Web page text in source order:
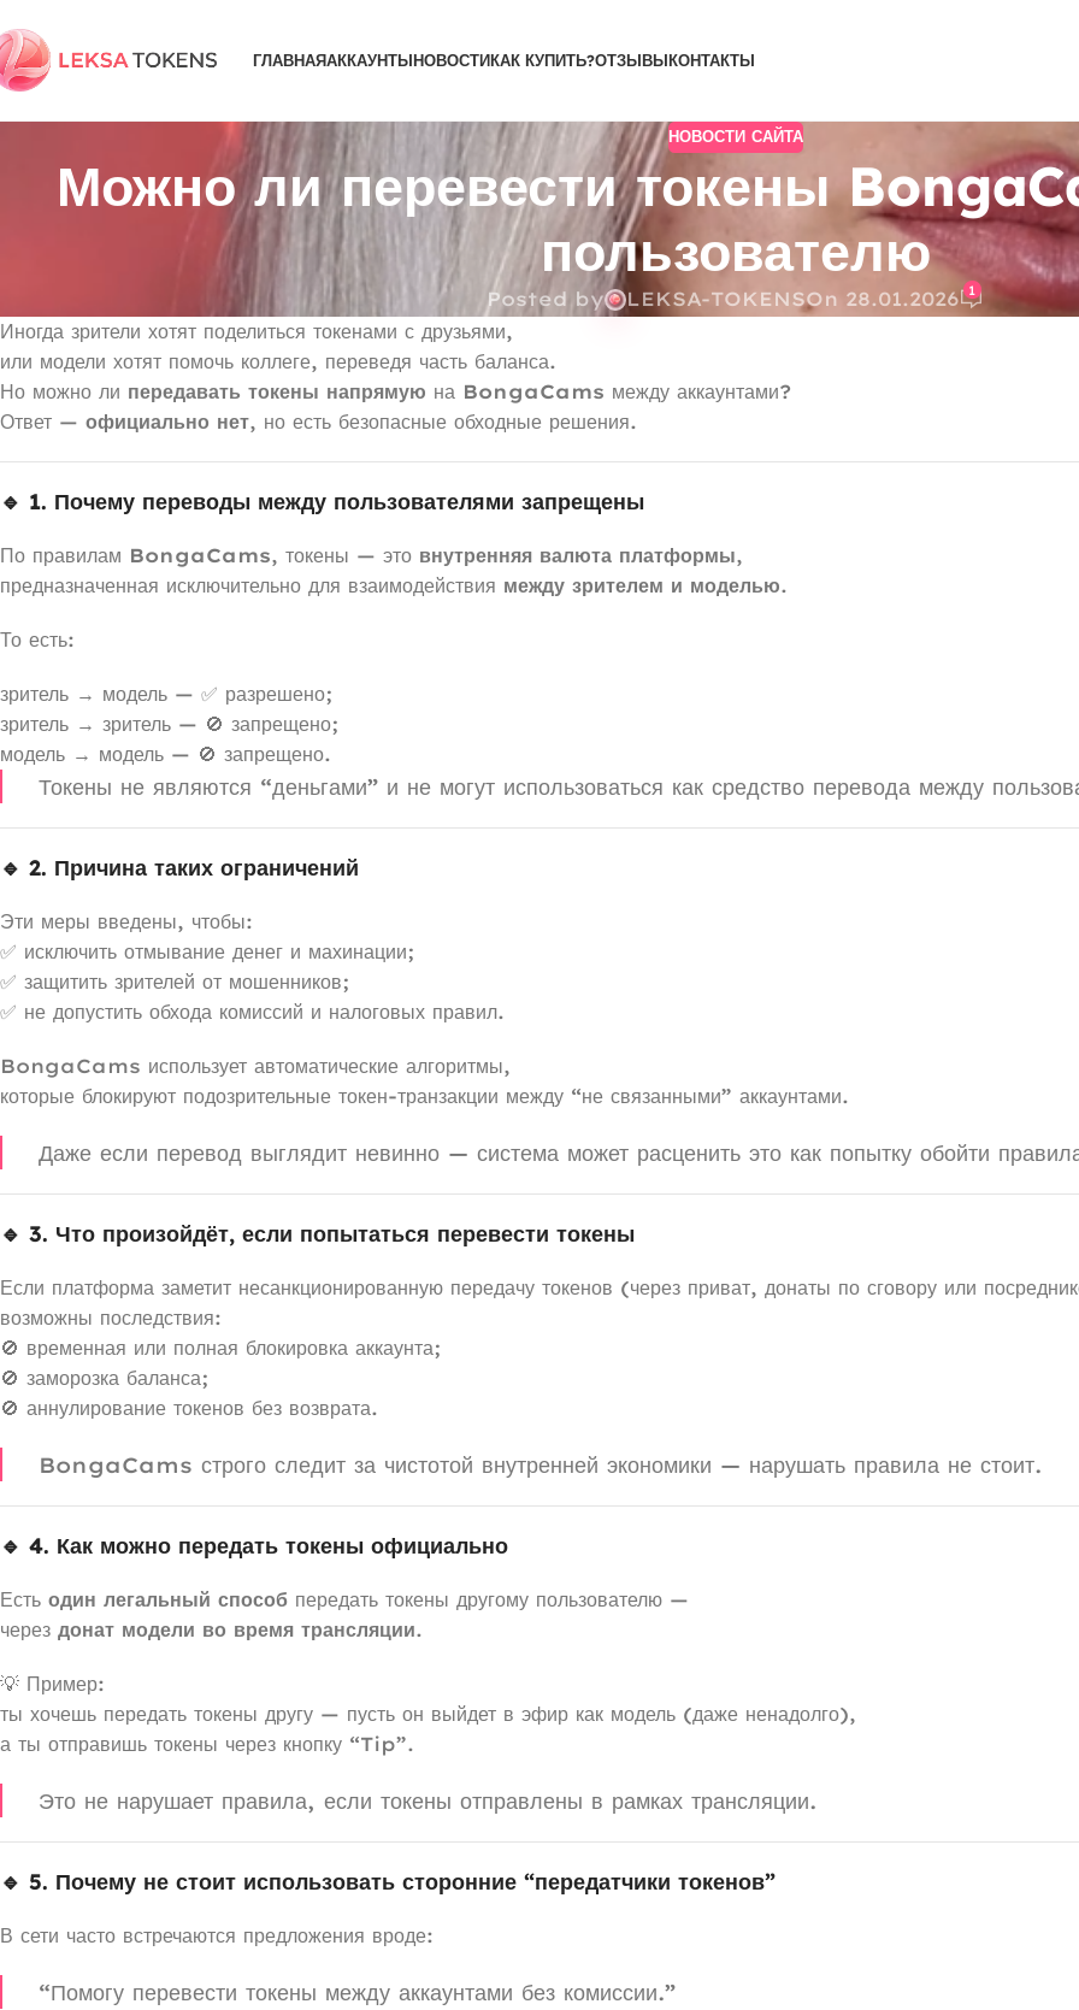
ГЛАВНАЯАККАУНТЫНОВОСТИКАК КУПИТЬ?ОТЗЫВЫКОНТАКТЫ
НОВОСТИ САЙТА
Можно ли перевести токены
пользователю
Posted by LEKSA-TOKENSOn 28.01.2026 1
Иногда зрители хотят поделиться токенами с друзьями,
или модели хотят помочь коллеге, переведя часть баланса.
Но можно ли передавать токены напрямую на BongaCams между аккаунтами?
Ответ — официально нет, но есть безопасные обходные решения.
🔹 1. Почему переводы между пользователями запрещены
По правилам BongaCams, токены — это внутренняя валюта платформы,
предназначенная исключительно для взаимодействия между зрителем и моделью.
То есть:
зритель → модель — ✅ разрешено;
зритель → зритель — 🚫 запрещено;
модель → модель — 🚫 запрещено.
Токены не являются “деньгами” и не могут использоваться как средство перевода между
🔹 2. Причина таких ограничений
Эти меры введены, чтобы:
✅ исключить отмывание денег и махинации;
✅ защитить зрителей от мошенников;
✅ не допустить обхода комиссий и налоговых правил.
BongaCams использует автоматические алгоритмы,
которые блокируют подозрительные токен-транзакции между “не связанными” аккаунтами.
Даже если перевод выглядит невинно — система может расценить это как попытку обойти
🔹 3. Что произойдёт, если попытаться перевести токены
Если платформа заметит несанкционированную передачу токенов (через приват, донаты по сговору или
возможны последствия:
🚫 временная или полная блокировка аккаунта;
🚫 заморозка баланса;
🚫 аннулирование токенов без возврата.
BongaCams строго следит за чистотой внутренней экономики — нарушать правила не стоит.
🔹 4. Как можно передать токены официально
Есть один легальный способ передать токены другому пользователю —
через донат модели во время трансляции.
💡 Пример:
ты хочешь передать токены другу — пусть он выйдет в эфир как модель (даже ненадолго),
а ты отправишь токены через кнопку “Tip”.
Это не нарушает правила, если токены отправлены в рамках трансляции.
🔹 5. Почему не стоит использовать сторонние “передатчики токенов”
В сети часто встречаются предложения вроде:
“Помогу перевести токены между аккаунтами без комиссии.”